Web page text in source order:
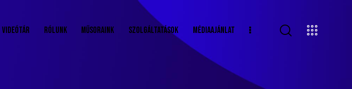
VIDEÓTÁR RÓLUNK MŰSORAINK SZOLGÁLTATÁSOK MÉDIAAJÁNLAT